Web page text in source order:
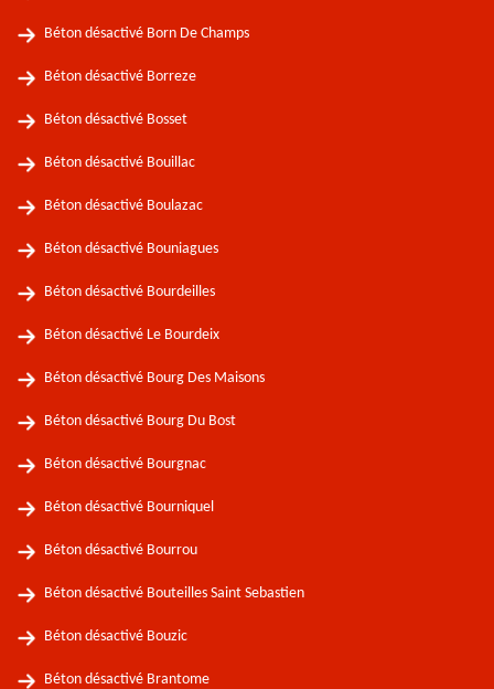
Béton désactivé Born De Champs
Béton désactivé Borreze
Béton désactivé Bosset
Béton désactivé Bouillac
Béton désactivé Boulazac
Béton désactivé Bouniagues
Béton désactivé Bourdeilles
Béton désactivé Le Bourdeix
Béton désactivé Bourg Des Maisons
Béton désactivé Bourg Du Bost
Béton désactivé Bourgnac
Béton désactivé Bourniquel
Béton désactivé Bourrou
Béton désactivé Bouteilles Saint Sebastien
Béton désactivé Bouzic
Béton désactivé Brantome